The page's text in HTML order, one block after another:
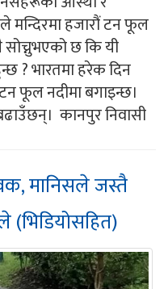
मन्दिरमा हजारौं टन फूल
छ कि यी
? भारतमा हरेक दिन
फूल नदीमा बगाइन्छ।
कानपुर निवासी
मानिसले जस्तै
(भिडियोसहित)